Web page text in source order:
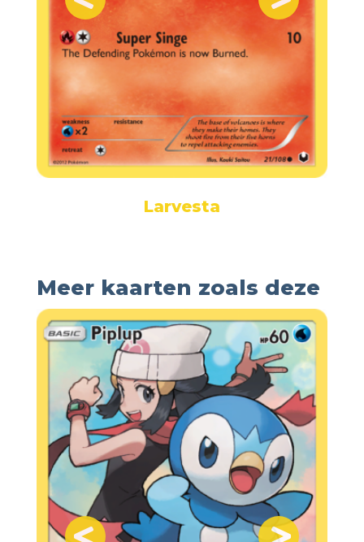
Larvesta
Meer kaarten zoals deze